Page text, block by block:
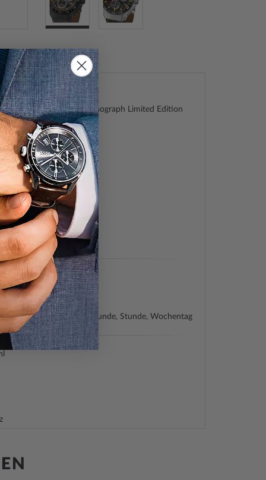
CE4070 Fast Lane Chronograph Limited Edition
44mm 10ATM
Chronograph 44mm
(Quarz)
Datum, Minute, Sekunde, Stunde, Wochentag
Saphirglas